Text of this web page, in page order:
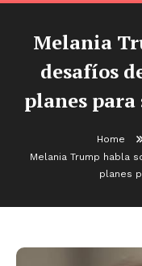
Melania
desafíos
planes
Home
Melania Trump habla
planes